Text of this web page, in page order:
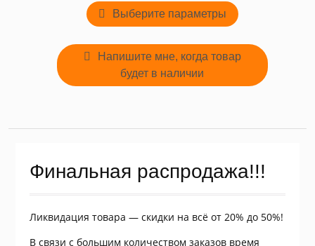
составляла
240,00₽.
120,00₽.
Выберите параметры
товар
несколько
вариаций.
Опции
можно
странице
Напишите мне, когда товар
будет в наличии
Финальная распродажа!!!
Ликвидация товара — скидки на всё от 20% до 50%!
В связи с большим количеством заказов время